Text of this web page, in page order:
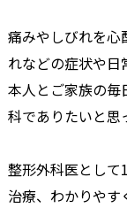
痛みやしびれを心
れなどの症状や
本人とご家族の毎
科でありたいと思
整形外科医として
治療、わかりやす